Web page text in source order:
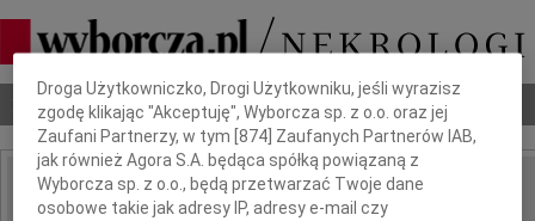
Nekrologi Odeszli Poradnik pogrzebowy
IMIĘ I NAZWISKO:
Dbamy o Twoją prywatność
Droga Użytkowniczko, Drogi Użytkowniku, jeśli wyrazisz
zgodę klikając "Akceptuję", Wyborcza sp. z o.o. oraz jej
Zaufani Partnerzy, w tym [874 ] Zaufanych Partnerów IAB,
jak również Agora S.A. będąca spółką powiązaną z
Wyborcza sp. z o.o., będą przetwarzać Twoje dane
osobowe takie jak adresy IP, adresy e-mail czy